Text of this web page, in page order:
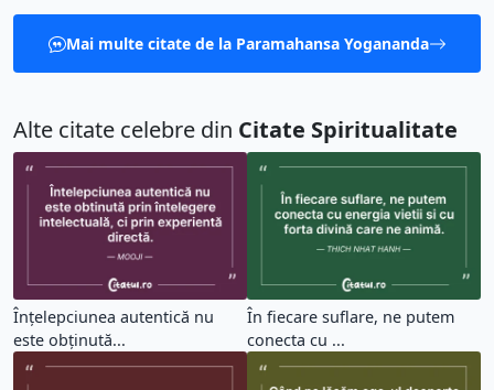
Mai multe citate de la Paramahansa Yogananda
Alte citate celebre din Citate Spiritualitate
Înțelepciunea autentică nu
este obținută...
În fiecare suflare, ne putem
conecta cu ...